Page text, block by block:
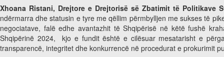
Xhoana Ristani, Drejtore e Drejtorisë së Zbatimit të
ndërmarra dhe statusin e tyre me qëllim përmbylljen me sukses të
negociatave, falë edhe avantazhit të Shqipërisë në këtë fushë
Shqipërinë 2024, kjo e fundit është e cilësuar mesatarisht e
transparencë, integritet dhe konkurrencë në procedurat e prokurimit